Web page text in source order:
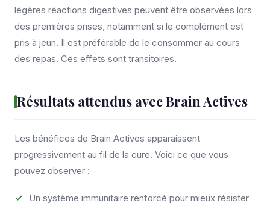
légères réactions digestives peuvent être observées lors
des premières prises, notamment si le complément est
pris à jeun. Il est préférable de le consommer au cours
des repas. Ces effets sont transitoires.
Résultats attendus avec Brain Actives
Les bénéfices de Brain Actives apparaissent
progressivement au fil de la cure. Voici ce que vous
pouvez observer :
Un système immunitaire renforcé pour mieux résister